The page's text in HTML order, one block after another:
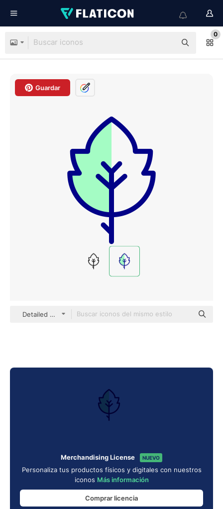
0
Guardar
Detailed Mixed Lineal color
Merchandising License NUEVO
Personaliza tus productos físicos y digitales con nuestros
iconos Más información
Comprar licencia